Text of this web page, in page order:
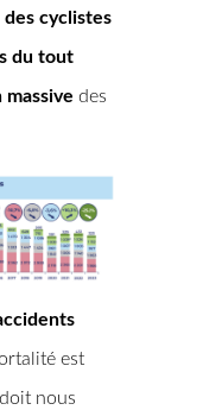
des cyclistes
du tout
des
est
nous